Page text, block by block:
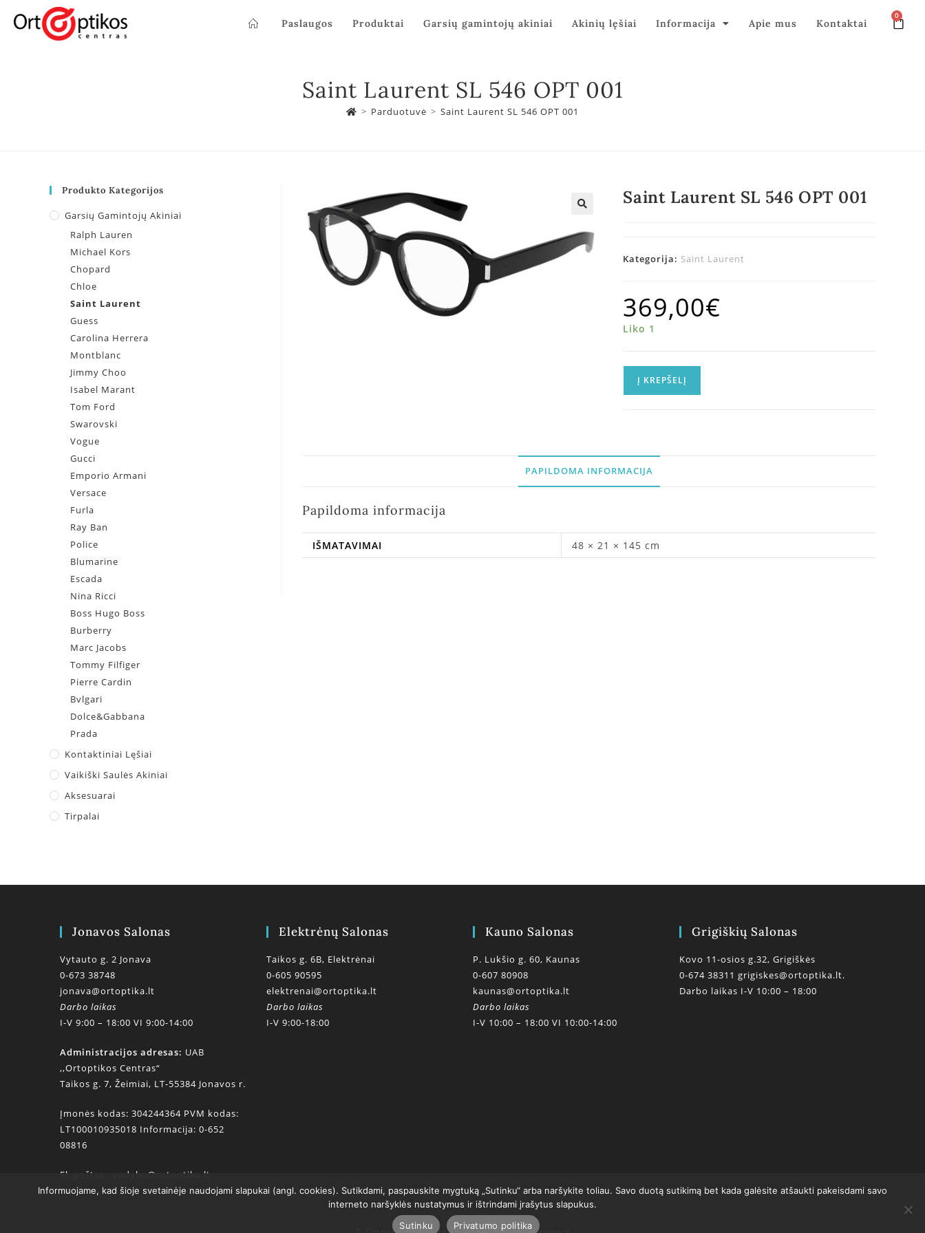
Paslaugos Produktai Garsių gamintojų akiniai Akinių lęšiai Informacija Apie mus Kontaktai
0
Saint Laurent SL 546 OPT 001
> Parduotuvė > Saint Laurent SL 546 OPT 001
Saint Laurent SL 546 OPT 001
Kategorija: Saint Laurent
369,00€
Liko 1
Į KREPŠELĮ
PAPILDOMA INFORMACIJA
Papildoma informacija
IŠMATAVIMAI 48 × 21 × 145 cm
Produkto Kategorijos
Garsių Gamintojų Akiniai
Ralph Lauren
Michael Kors
Chopard
Chloe
Saint Laurent
Guess
Carolina Herrera
Montblanc
Jimmy Choo
Isabel Marant
Tom Ford
Swarovski
Vogue
Gucci
Emporio Armani
Versace
Furla
Ray Ban
Police
Blumarine
Escada
Nina Ricci
Boss Hugo Boss
Burberry
Marc Jacobs
Tommy Filfiger
Pierre Cardin
Bvlgari
Dolce&Gabbana
Prada
Kontaktiniai Lęšiai
Vaikiški Saulės Akiniai
Aksesuarai
Tirpalai
Jonavos Salonas
Vytauto g. 2 Jonava
0-673 38748
jonava@ortoptika.lt
Darbo laikas
I-V 9:00 – 18:00 VI 9:00-14:00
Administracijos adresas: UAB
,,Ortoptikos Centras“
Taikos g. 7, Žeimiai, LT-55384 Jonavos r.
Įmonės kodas: 304244364 PVM kodas:
LT100010935018 Informacija: 0-652
08816
El. paštas: vadyba@ortoptika.lt
Elektrėnų Salonas
Taikos g. 6B, Elektrėnai
0-605 90595
elektrenai@ortoptika.lt
Darbo laikas
I-V 9:00-18:00
Kauno Salonas
P. Lukšio g. 60, Kaunas
0-607 80908
kaunas@ortoptika.lt
Darbo laikas
I-V 10:00 – 18:00 VI 10:00-14:00
Grigiškių Salonas
Kovo 11-osios g.32, Grigiškės
0-674 38311 grigiskes@ortoptika.lt.
Darbo laikas I-V 10:00 – 18:00
Informuojame, kad šioje svetainėje naudojami slapukai (angl. cookies). Sutikdami, paspauskite mygtuką „Sutinku“ arba naršykite toliau. Savo duotą sutikimą bet kada galėsite atšaukti pakeisdami savo
interneto naršyklės nustatymus ir ištrindami įrašytus slapukus.
Sutinku
Privatumo politika